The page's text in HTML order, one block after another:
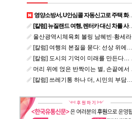
영양소방서, U안심콜 자동신고로 주택 화재 피해 막아
[칼럼] 뉴질랜드 여행, 렌터카 대신 차를 사볼까?
울산광역시체육회 볼링 남혜빈·황세라, 국가대표 평가전 통과… ‘아시아선수권 출전’
[칼럼] 여행의 본질을 묻다: 선상 위에서 펼쳐지는 공간과 사람, 그리고 미식의 미학
[칼럼] 도시의 기억이 미래를 만든다… 크라이스트처치와 한국 도시가 주는 교훈
머리 위에 얹은 반짝이는 별, 손끝에서 피어난 우리의 정체성
[칼럼] 쓰레기통 하나 더, 시민의 부담도 하나 더